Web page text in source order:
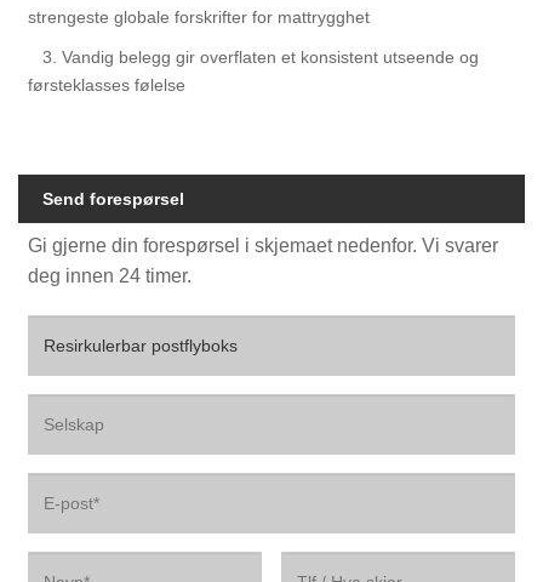
strengeste globale forskrifter for mattrygghet
3. Vandig belegg gir overflaten et konsistent utseende og
førsteklasses følelse
Send forespørsel
Gi gjerne din forespørsel i skjemaet nedenfor. Vi svarer
deg innen 24 timer.